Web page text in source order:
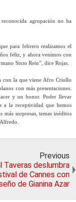
agrupación no ha
para febrero realizamos el
feliz, y ahora venimos con
Sixto Rein”, dice Rojas.
con la que viene Afro Criollo
con más presentaciones.
y un honor. Poder llevar
a la receptividad que hemos
más sorpresas, temas inéditos
Previous
Taveras deslumbra
de Cannes con
de Gianina Azar